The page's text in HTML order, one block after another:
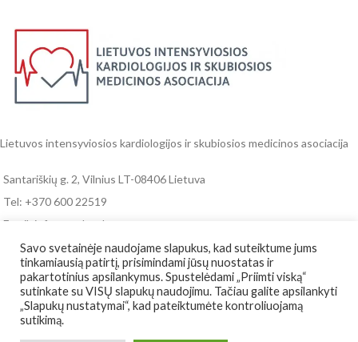
Decor
Rhoncus quisque sollicitudin
Lietuvos intensyviosios kardiologijos ir skubiosios medicinos asociacija
Santariškių g. 2, Vilnius LT-08406 Lietuva
Tel: +370 600 22519
Email: info@cardem.lt
RENGINIAI IR NAUJIENOS
REKVIZITAI
NAUDINGOS NUORODOS
Savo svetainėje naudojame slapukus, kad suteiktume jums
tinkamiausią patirtį, prisimindami jūsų nuostatas ir
pakartotinius apsilankymus. Spustelėdami „Priimti viską“
sutinkate su VISŲ slapukų naudojimu. Tačiau galite apsilankyti
„Slapukų nustatymai“, kad pateiktumėte kontroliuojamą
sutikimą.